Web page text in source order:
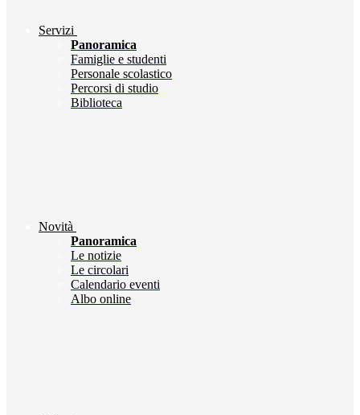
Servizi
Panoramica
Famiglie e studenti
Personale scolastico
Percorsi di studio
Biblioteca
Novità
Panoramica
Le notizie
Le circolari
Calendario eventi
Albo online